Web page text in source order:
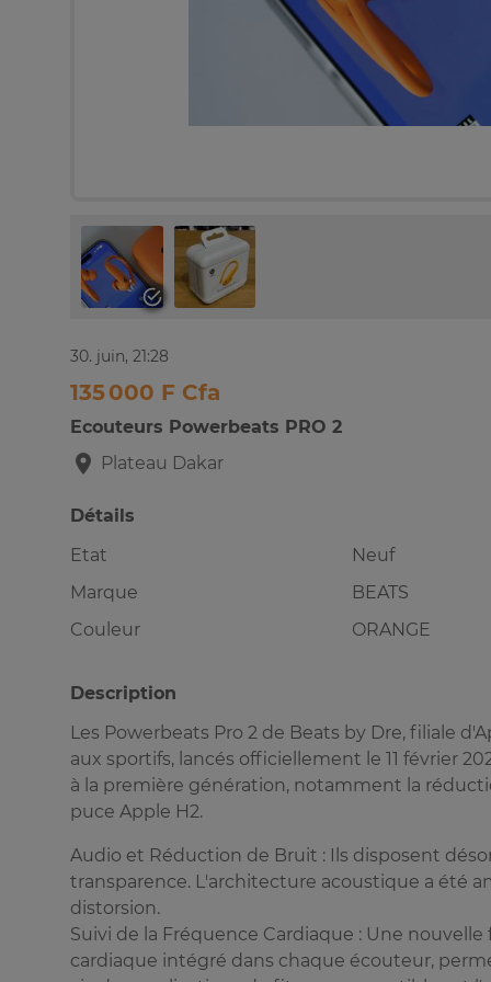
30. juin, 21:28
135 000 F Cfa
Ecouteurs Powerbeats PRO 2
Plateau Dakar
Détails
Etat
Neuf
Marque
BEATS
Couleur
ORANGE
Description
Les Powerbeats Pro 2 de Beats by Dre, filiale
aux sportifs, lancés officiellement le 11 février
à la première génération, notamment la
puce Apple H2.
Audio et Réduction de Bruit : Ils disposent
transparence. L'architecture acoustique a été
distorsion.
Suivi de la Fréquence Cardiaque : Une
cardiaque intégré dans chaque écouteur,